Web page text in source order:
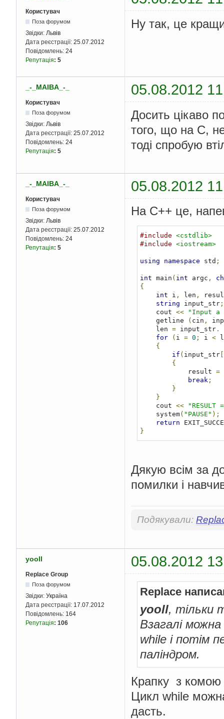
Користувач
Поза форумом
Звідки: Львів
Дата реєстрації: 25.07.2012
Повідомлень: 24
Репутація: 5
Ну так, це
_-_MAIBA_-_ 05.08.2012
Користувач
Поза форумом
Звідки: Львів
Дата реєстрації: 25.07.2012
Повідомлень: 24
Репутація: 5
Досить цікаво
того, що на С,
тоді спробую
_-_MAIBA_-_ 05.08.2012
Користувач
Поза форумом
Звідки: Львів
Дата реєстрації: 25.07.2012
Повідомлень: 24
Репутація: 5
На С++ це,
#include <cstdlib>
#include <iostream>
using namespace std ;
int main ( int argc ,
{
int i , len ,
string input_str;
    cout
<<
"Input
    getline
( cin ,
    len
= input_str.
for
( i = 0 ; i <
{
if ( input_str[
{
            result
=
break ;
}
}
    cout
<<
"RESULT
    system
( "PAUSE" );
return
}
Дякую всім за
помилки і
Подякували:
yooll 05.08.2012
Replace Group
Поза форумом
Звідки: Україна
Дата реєстрації: 17.07.2012
Повідомлень: 164
Репутація: 106
Replace
yooll, тільки
Взагалі
while і потім
паліндром.
Крапку з комою
Цикл while
дасть.